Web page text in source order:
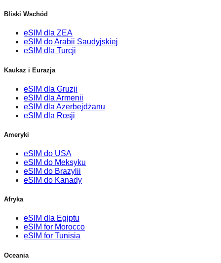
Bliski Wschód
eSIM dla ZEA
eSIM do Arabii Saudyjskiej
eSIM dla Turcji
Kaukaz i Eurazja
eSIM dla Gruzji
eSIM dla Armenii
eSIM dla Azerbejdżanu
eSIM dla Rosji
Ameryki
eSIM do USA
eSIM do Meksyku
eSIM do Brazylii
eSIM do Kanady
Afryka
eSIM dla Egiptu
eSIM for Morocco
eSIM for Tunisia
Oceania